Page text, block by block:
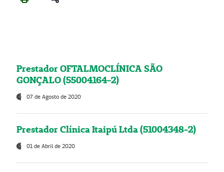
Prestador OFTALMOCLÍNICA SÃO
GONÇALO (55004164-2)
07 de Agosto de 2020
Prestador Clínica Itaipú Ltda (51004348-2)
01 de Abril de 2020